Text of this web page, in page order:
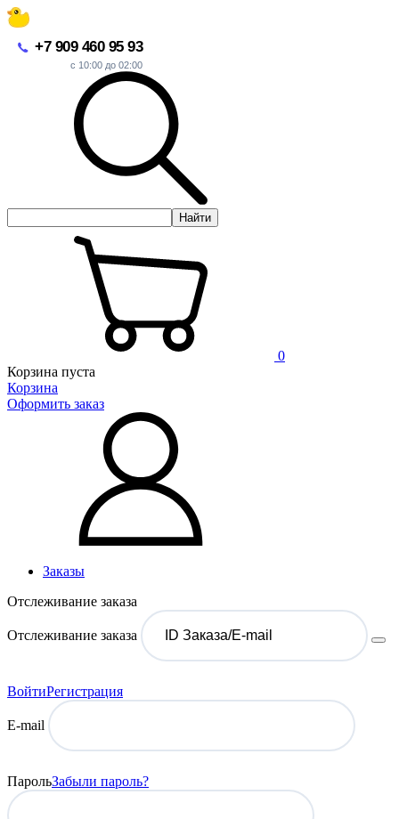
+7 909 460 95 93
с 10:00 до 02:00
Найти
0
Корзина пуста
Корзина
Оформить заказ
Заказы
Отслеживание заказа
Отслеживание заказа
ВойтиРегистрация
E-mail
ПарольЗабыли пароль?